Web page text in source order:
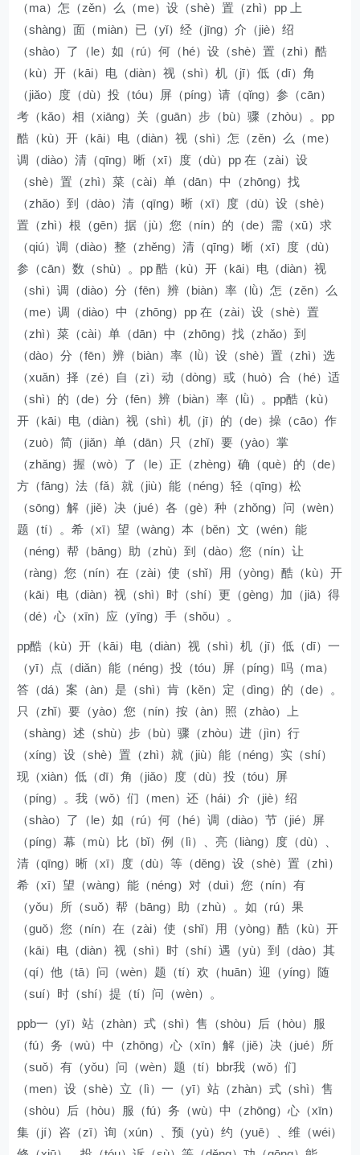
（ma）怎（zěn）么（me）设（shè）置（zhì）pp 上
（shàng）面（miàn）已（yǐ）经（jīng）介（jiè）绍
（shào）了（le）如（rú）何（hé）设（shè）置（zhì）酷
（kù）开（kāi）电（diàn）视（shì）机（jī）低（dī）角
（jiǎo）度（dù）投（tóu）屏（píng）请（qǐng）参（cān）
考（kǎo）相（xiāng）关（guān）步（bù）骤（zhòu）。pp
酷（kù）开（kāi）电（diàn）视（shì）怎（zěn）么（me）
调（diào）清（qīng）晰（xī）度（dù）pp 在（zài）设
（shè）置（zhì）菜（cài）单（dān）中（zhōng）找
（zhǎo）到（dào）清（qīng）晰（xī）度（dù）设（shè）
置（zhì）根（gēn）据（jù）您（nín）的（de）需（xū）求
（qiú）调（diào）整（zhěng）清（qīng）晰（xī）度（dù）
参（cān）数（shù）。pp 酷（kù）开（kāi）电（diàn）视
（shì）调（diào）分（fēn）辨（biàn）率（lǜ）怎（zěn）么
（me）调（diào）中（zhōng）pp 在（zài）设（shè）置
（zhì）菜（cài）单（dān）中（zhōng）找（zhǎo）到
（dào）分（fēn）辨（biàn）率（lǜ）设（shè）置（zhì）选
（xuǎn）择（zé）自（zì）动（dòng）或（huò）合（hé）适
（shì）的（de）分（fēn）辨（biàn）率（lǜ）。pp酷（kù）
开（kāi）电（diàn）视（shì）机（jī）的（de）操（cāo）作
（zuò）简（jiǎn）单（dān）只（zhǐ）要（yào）掌
（zhǎng）握（wò）了（le）正（zhèng）确（què）的（de）
方（fāng）法（fǎ）就（jiù）能（néng）轻（qīng）松
（sōng）解（jiě）决（jué）各（gè）种（zhǒng）问（wèn）
题（tí）。希（xī）望（wàng）本（běn）文（wén）能
（néng）帮（bāng）助（zhù）到（dào）您（nín）让
（ràng）您（nín）在（zài）使（shǐ）用（yòng）酷（kù）开
（kāi）电（diàn）视（shì）时（shí）更（gèng）加（jiā）得
（dé）心（xīn）应（yīng）手（shǒu）。
pp酷（kù）开（kāi）电（diàn）视（shì）机（jī）低（dī）一
（yī）点（diǎn）能（néng）投（tóu）屏（píng）吗（ma）
答（dá）案（àn）是（shì）肯（kěn）定（dìng）的（de）。
只（zhǐ）要（yào）您（nín）按（àn）照（zhào）上
（shàng）述（shù）步（bù）骤（zhòu）进（jìn）行
（xíng）设（shè）置（zhì）就（jiù）能（néng）实（shí）
现（xiàn）低（dī）角（jiǎo）度（dù）投（tóu）屏
（píng）。我（wǒ）们（men）还（hái）介（jiè）绍
（shào）了（le）如（rú）何（hé）调（diào）节（jié）屏
（píng）幕（mù）比（bǐ）例（lì）、亮（liàng）度（dù）、
清（qīng）晰（xī）度（dù）等（děng）设（shè）置（zhì）
希（xī）望（wàng）能（néng）对（duì）您（nín）有
（yǒu）所（suǒ）帮（bāng）助（zhù）。如（rú）果
（guǒ）您（nín）在（zài）使（shǐ）用（yòng）酷（kù）开
（kāi）电（diàn）视（shì）时（shí）遇（yù）到（dào）其
（qí）他（tā）问（wèn）题（tí）欢（huān）迎（yíng）随
（suí）时（shí）提（tí）问（wèn）。
ppb一（yī）站（zhàn）式（shì）售（shòu）后（hòu）服
（fú）务（wù）中（zhōng）心（xīn）解（jiě）决（jué）所
（suǒ）有（yǒu）问（wèn）题（tí）bbr我（wǒ）们
（men）设（shè）立（lì）一（yī）站（zhàn）式（shì）售
（shòu）后（hòu）服（fú）务（wù）中（zhōng）心（xīn）
集（jí）咨（zī）询（xún）、预（yù）约（yuē）、维（wéi）